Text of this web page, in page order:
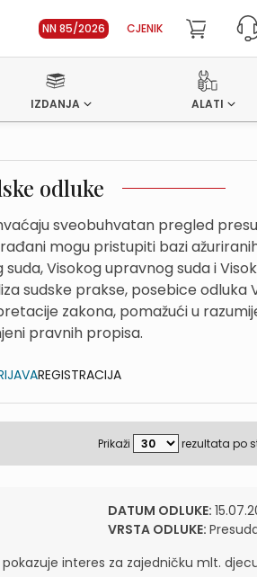
NN 85/2026 CJENIK
IZDANJA ALATI
odluke
sveobuhvatan pregled
mogu pristupiti bazi
Visokog upravnog suda i
sudske prakse, posebice odluka
zakona, pomažući u
pravnih propisa.
REGISTRACIJA
Prikaži rezultata po
DATUM ODLUKE:
VRSTA ODLUKE:
interes za zajedničku mlt.